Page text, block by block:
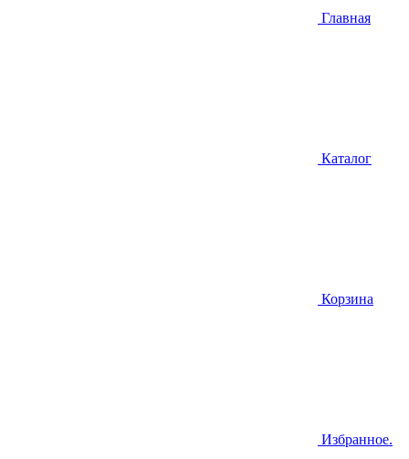
Главная
Каталог
Корзина
Избранное.